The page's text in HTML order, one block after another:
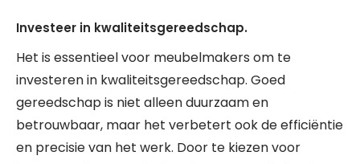
Investeer in kwaliteitsgereedschap.
Het is essentieel voor meubelmakers om te
investeren in kwaliteitsgereedschap. Goed
gereedschap is niet alleen duurzaam en
betrouwbaar, maar het verbetert ook de efficiëntie
en precisie van het werk. Door te kiezen voor